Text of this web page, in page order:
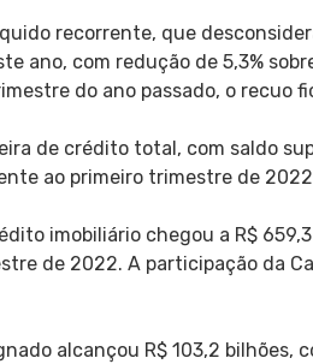
recorrente, que
ano, com redução de 5,3%
do ano passado, o recuo
de crédito total, com saldo
ao primeiro trimestre de
imobiliário chegou a R$
de 2022. A participação da
alcançou R$ 103,2 bilhões,